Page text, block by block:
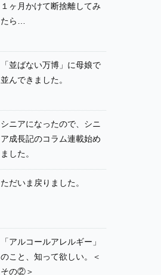
１ヶ月かけて断捨離してみ
たら…
「並ばない万博」に母娘で
並んできました。
シニアになったので、シニ
ア成長記のコラム連載始め
ました。
ただいま戻りました。
「アルコールアレルギー」
のこと、知って欲しい。＜
その②＞